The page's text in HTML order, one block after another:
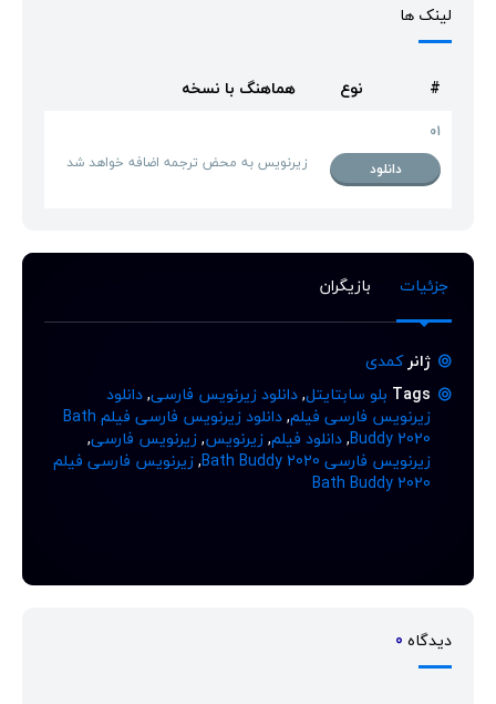
لینک ها
# نوع هماهنگ با نسخه
01
دانلود
زیرنویس به محض ترجمه اضافه خواهد شد
جزئیات بازیگران
ژانرکمدی
Tags بلو سابتایتل,دانلود زیرنویس فارسی,دانلود
زیرنویس فارسی فیلم,
دانلود زیرنویس فارسی فیلم Bath
Buddy 2020
,دانلود فیلم,زیرنویس,زیرنویس فارسی,
زیرنویس فارسی Bath Buddy 2020
,زیرنویس فارسی فیلم
Bath Buddy 2020
دیدگاه 0